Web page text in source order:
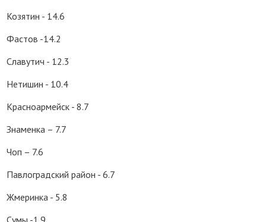
Козятин - 14.6
Фастов -14.2
Славутич - 12.3
Нетишин - 10.4
Красноармейск - 8.7
Знаменка – 7.7
Чоп – 7.6
Павлоградский район - 6.7
Жмеринка - 5.8
Сумы -1.9